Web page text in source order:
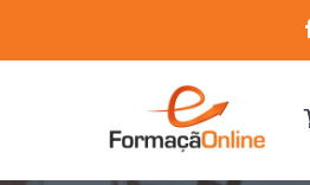
to